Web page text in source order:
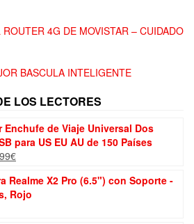
4G DE MOVISTAR – CUIDADO
BASCULA INTELIGENTE
LOS LECTORES
Enchufe de Viaje Universal Dos
para US EU AU de 150 Países
€El
actual
es:
Realme X2 Pro (6.5") con Soporte -
Rojo